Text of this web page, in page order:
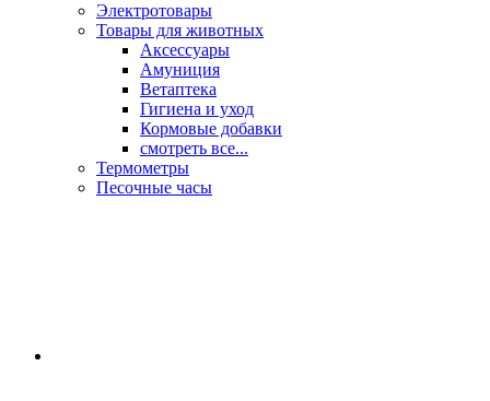
Электротовары
Товары для животных
Аксессуары
Амуниция
Ветаптека
Гигиена и уход
Кормовые добавки
смотреть все...
Термометры
Песочные часы